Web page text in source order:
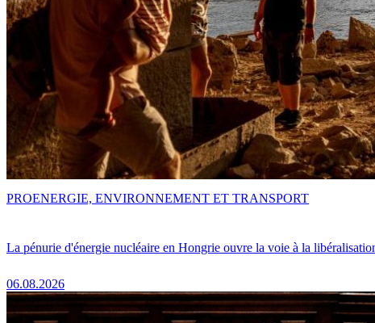
La pénurie d'énergie nucléaire en Hongrie ouvre la voie à la
06.08.2026
PROENERGIE, ENVIRONNEMENT ET TRANSPORT